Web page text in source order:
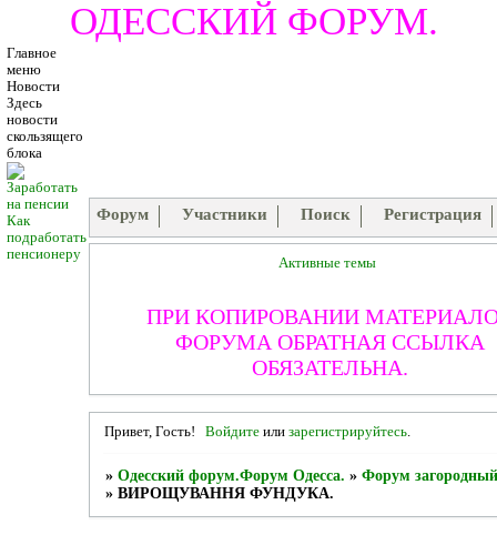
ОДЕССКИЙ ФОРУМ.
Главное
меню
Новости
Здесь
новости
скользящего
блока
Как
подработать
пенсионеру
Форум Участники Поиск Регистрация
Активные темы
ПРИ КОПИРОВАНИИ
ФОРУМА ОБРАТНАЯ ССЫЛКА
ОБЯЗАТЕЛЬНА.
Привет, Гость! Войдитеили зарегистрируйтесь.
» Одесский форум.Форум Одесса. » Форум
» ВИРОЩУВАННЯ ФУНДУКА.